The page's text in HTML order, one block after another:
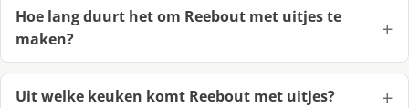
Hoe lang duurt het om Reebout met uitjes te
maken?
Uit welke keuken komt Reebout met uitjes?